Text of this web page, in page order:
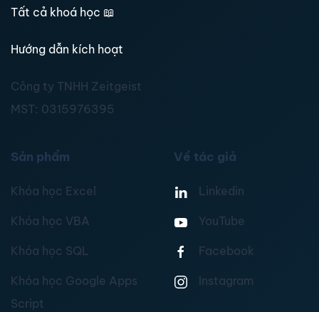
Tất cả khoá học 📖
Hướng dẫn kích hoạt
Công ty TNHH Zeitgeist
MST: 0315976395
Sản phẩm
Khóa học Excel
Khóa học VBA
Khóa học SQL
Khóa học Google Apps
Script
Về tác giả
Linkedin
YouTube
Facebook
Instagram